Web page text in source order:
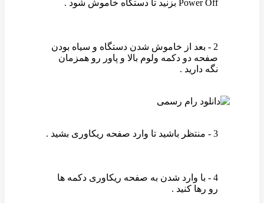
Power Off بزنید تا دستگاه خاموش شود .
2 - بعد از خاموش شدن دستگاه و سیاه بودن
صفحه دو دکمه ولوم بالا و پاور رو همزمان
نگه دارید .
3 - منتظر باشید تا وارد صفحه ریکاوری بشید .
4 - با وارد شدن به صفحه ریکاوری دکمه ها
رو رها کنید .